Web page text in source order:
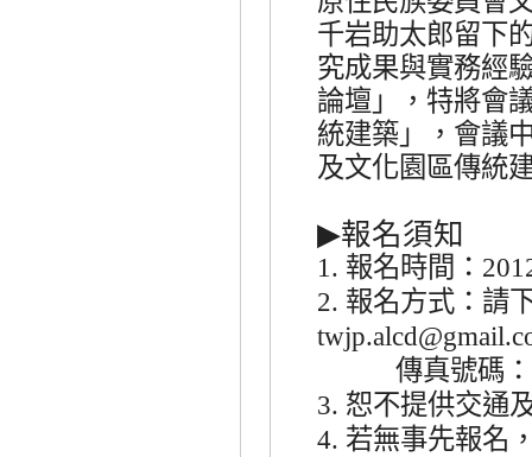
千岩助太郎留下
究成果與實務經
論壇」，特將會
統建築」，會議
及文化園區傳統
▶報名須知
1. 報名時間：
2. 報名方式：請
傳真號碼：
3. 恕不提供交通
4. 若無事先報名